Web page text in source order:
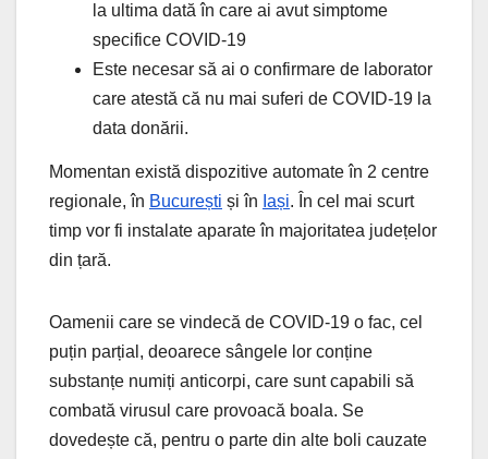
la ultima dată în care ai avut simptome
specifice COVID-19
Este necesar să ai o confirmare de laborator
care atestă că nu mai suferi de COVID-19 la
data donării.
Momentan există dispozitive automate în 2 centre
regionale, în București și în Iași. În cel mai scurt
timp vor fi instalate aparate în majoritatea județelor
din țară.
Oamenii care se vindecă de COVID-19 o fac, cel
puțin parțial, deoarece sângele lor conține
substanțe numiți anticorpi, care sunt capabili să
combată virusul care provoacă boala. Se
dovedește că, pentru o parte din alte boli cauzate